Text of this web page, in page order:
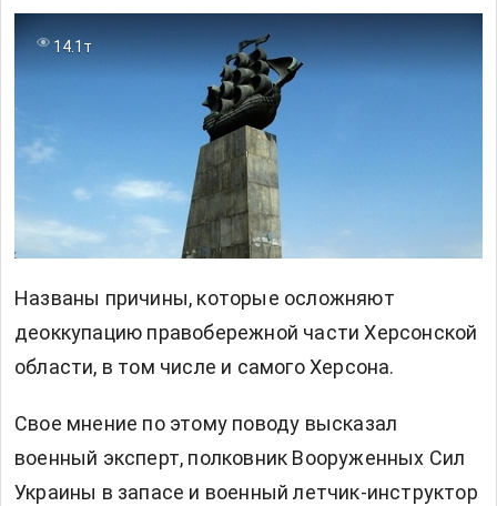
14.1т
Названы причины, которые осложняют
деоккупацию правобережной части Херсонской
области, в том числе и самого Херсона.
Свое мнение по этому поводу высказал
военный эксперт, полковник Вооруженных Сил
Украины в запасе и военный летчик-инструктор